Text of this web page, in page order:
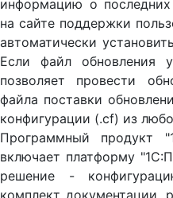
информацию о
на сайте поддержки
автоматически
Если файл обновления
позволяет провести
файла поставки
конфигурации (.cf) из
Программный продукт
включает платформу
решение -